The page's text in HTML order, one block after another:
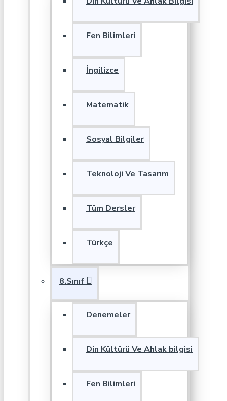
Fen Bilimleri
İngilizce
Matematik
Sosyal Bilgiler
Teknoloji Ve Tasarım
Tüm Dersler
Türkçe
8.Sınıf
Denemeler
Din Kültürü Ve Ahlak bilgisi
Fen Bilimleri